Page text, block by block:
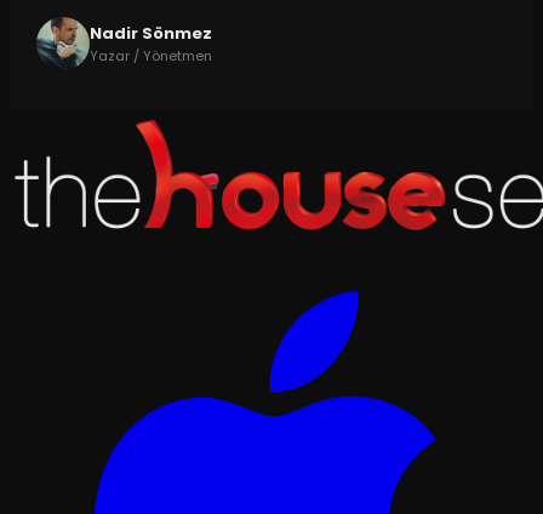
Nadir Sönmez
Yazar / Yönetmen